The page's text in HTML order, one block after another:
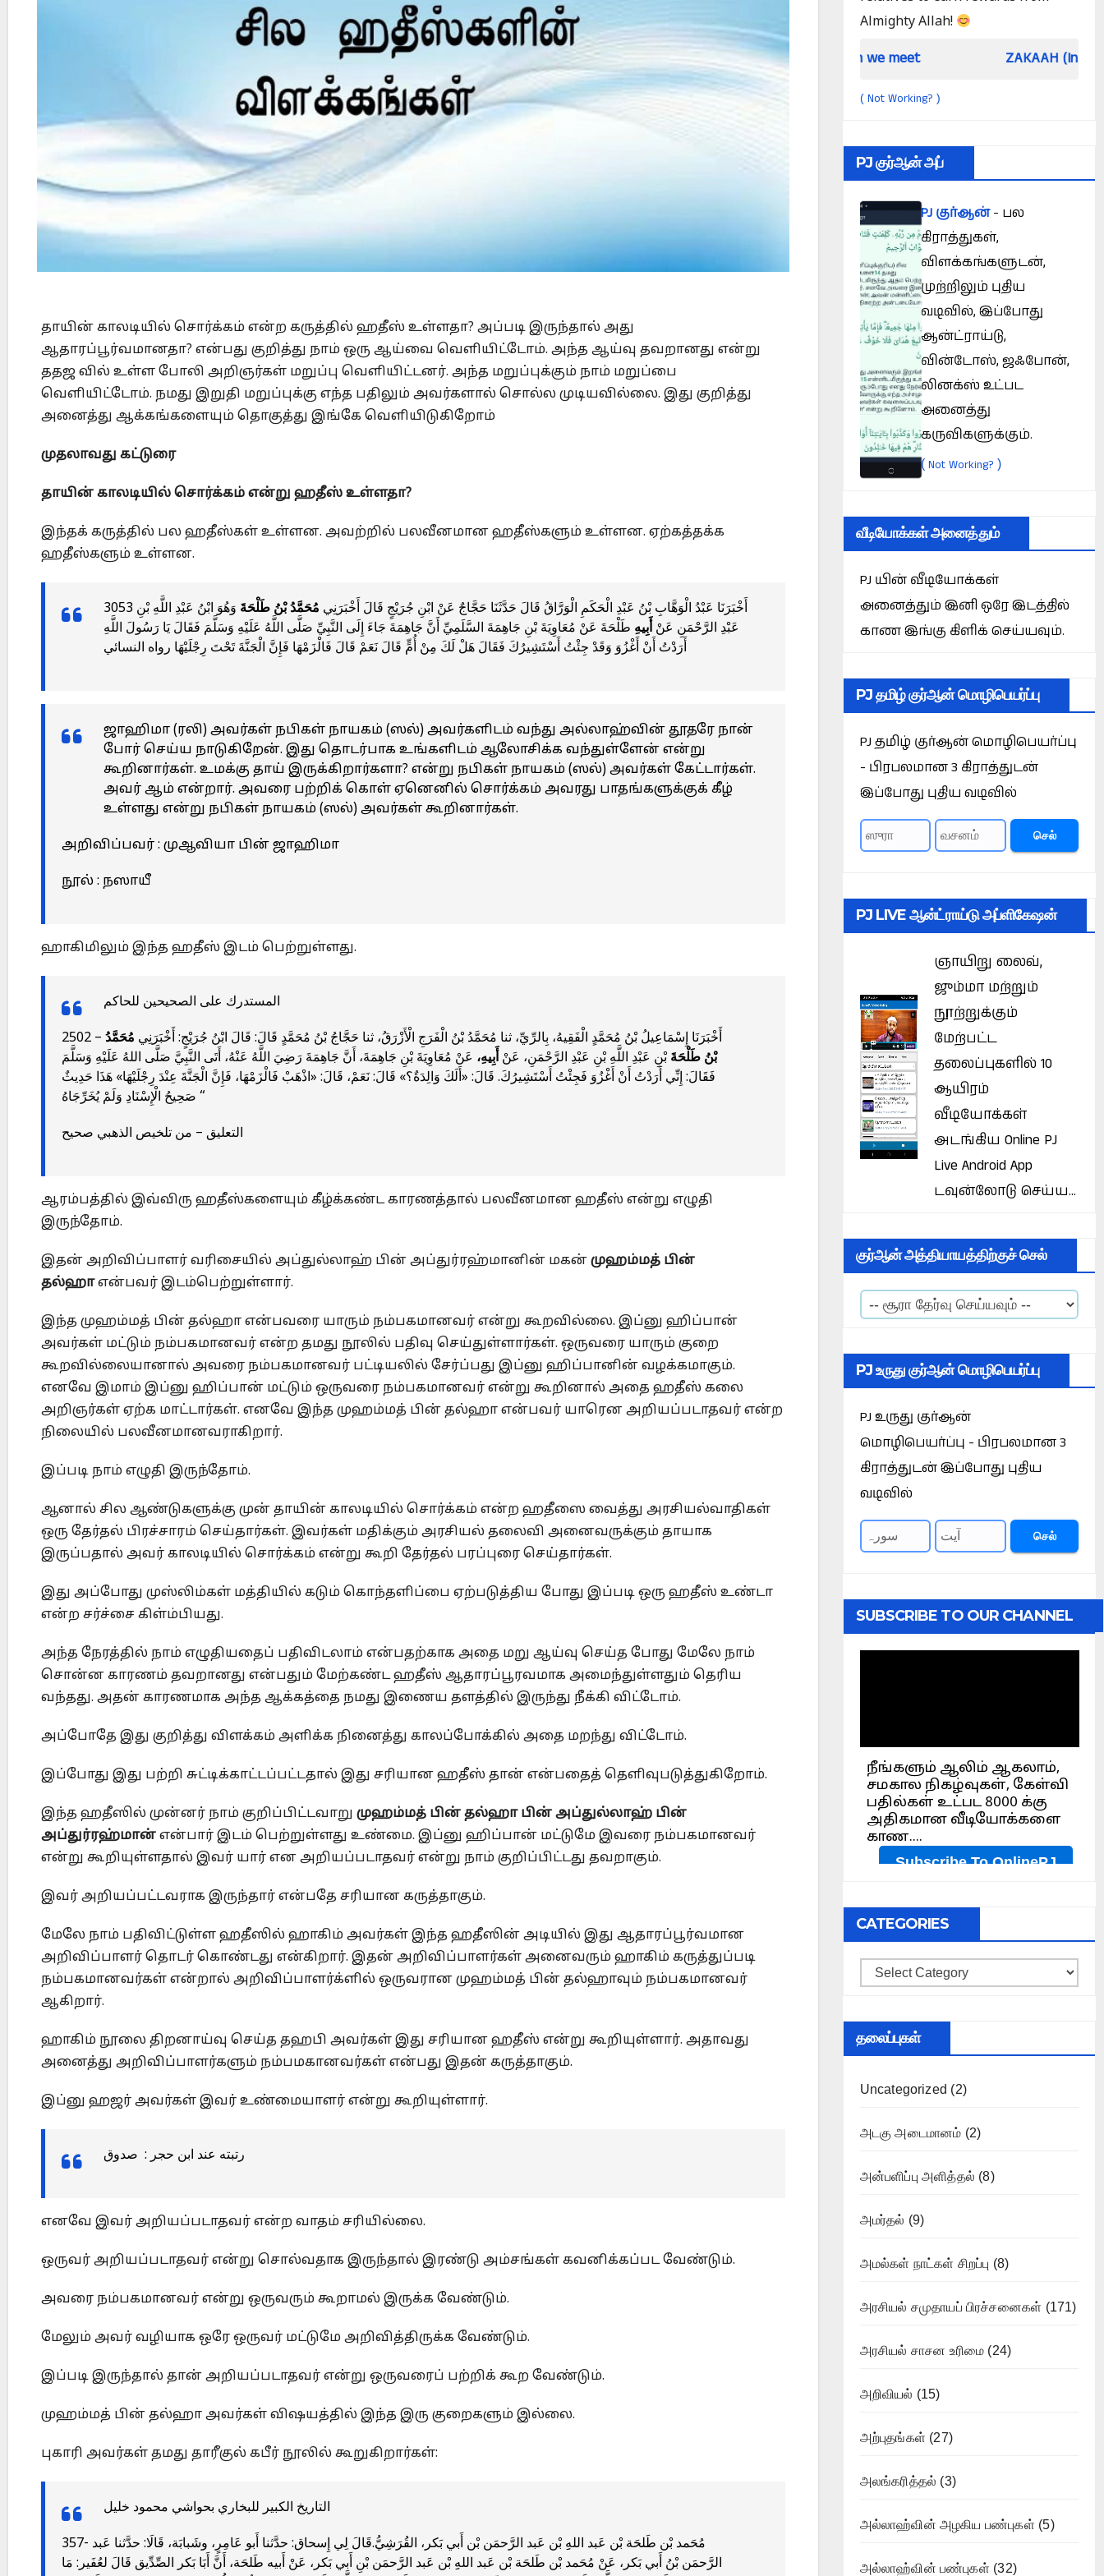
தாயின் காலடியில் சொர்க்கம் என்ற கருத்தில் ஹதீஸ் உள்ளதா? அப்படி இருந்தால் அது
ஆதாரப்பூர்வமானதா? என்பது குறித்து நாம் ஒரு ஆய்வை வெளியிட்டோம். அந்த ஆய்வு தவறானது என்று
ததஜ வில் உள்ள போலி அறிஞர்கள் மறுப்பு வெளியிட்டனர். அந்த மறுப்புக்கும் நாம் மறுப்பை
வெளியிட்டோம். நமது இறுதி மறுப்புக்கு எந்த பதிலும் அவர்களால் சொல்ல முடியவில்லை. இது குறித்து
அனைத்து ஆக்கங்களையும் தொகுத்து இங்கே வெளியிடுகிறோம்
முதலாவது கட்டுரை
தாயின் காலடியில் சொர்க்கம் என்று ஹதீஸ் உள்ளதா?
இந்தக் கருத்தில் பல ஹதீஸ்கள் உள்ளன. அவற்றில் பலவீனமான ஹதீஸ்களும் உள்ளன. ஏற்கத்தக்க
ஹதீஸ்களும் உள்ளன.
3053 أَخْبَرَنَا عَبْدُ الْوَهَّابِ بْنُ عَبْدِ الْحَكَمِ الْوَرَّاقُ قَالَ حَدَّثَنَا حَجَّاجٌ عَنْ ابْنِ جُرَيْجٍ قَالَ أَخْبَرَنِي مُحَمَّدُ بْنُ طَلْحَةَ وَهُوَ ابْنُ عَبْدِ اللَّهِ بْنِ
عَبْدِ الرَّحْمَنِ عَنْ أَبِيهِ طَلْحَةَ عَنْ مُعَاوِيَةَ بْنِ جَاهِمَةَ السَّلَمِيِّ أَنَّ جَاهِمَةَ جَاءَ إِلَى النَّبِيِّ صَلَّى اللَّهُ عَلَيْهِ وَسَلَّمَ فَقَالَ يَا رَسُولَ اللَّهِ
أَرَدْتُ أَنْ أَغْزُوَ وَقَدْ جِئْتُ أَسْتَشِيرُكَ فَقَالَ هَلْ لَكَ مِنْ أُمٍّ قَالَ نَعَمْ قَالَ فَالْزَمْهَا فَإِنَّ الْجَنَّةَ تَحْتَ رِجْلَيْهَا رواه النسائي
ஜாஹிமா (ரலி) அவர்கள் நபிகள் நாயகம் (ஸல்) அவர்களிடம் வந்து அல்லாஹ்வின் தூதரே நான்
போர் செய்ய நாடுகிறேன். இது தொடர்பாக உங்களிடம் ஆலோசிக்க வந்துள்ளேன் என்று
கூறினார்கள். உமக்கு தாய் இருக்கிறார்களா? என்று நபிகள் நாயகம் (ஸல்) அவர்கள் கேட்டார்கள்.
அவர் ஆம் என்றார். அவரை பற்றிக் கொள் ஏனெனில் சொர்க்கம் அவரது பாதங்களுக்குக் கீழ்
உள்ளது என்று நபிகள் நாயகம் (ஸல்) அவர்கள் கூறினார்கள்.
அறிவிப்பவர் : முஆவியா பின் ஜாஹிமா
நூல் : நஸாயீ
ஹாகிமிலும் இந்த ஹதீஸ் இடம் பெற்றுள்ளது.
المستدرك على الصحيحين للحاكم
2502 – أَخْبَرَنَا إِسْمَاعِيلُ بْنُ مُحَمَّدٍ الْفَقِيهُ، بِالرِّيِّ، ثنا مُحَمَّدُ بْنُ الْفَرَجِ الْأَزْرَقُ، ثنا حَجَّاجُ بْنُ مُحَمَّدٍ قَالَ: قَالَ ابْنُ جُرَيْجٍ: أَخْبَرَنِي مُحَمَّدُ
بْنُ طَلْحَةَ بْنِ عَبْدِ اللَّهِ بْنِ عَبْدِ الرَّحْمَنِ، عَنْ أَبِيهِ، عَنْ مُعَاوِيَةَ بْنِ جَاهِمَةَ، أَنَّ جَاهِمَةَ رَضِيَ اللَّهُ عَنْهُ، أَتَى النَّبِيَّ صَلَّى اللهُ عَلَيْهِ وَسَلَّمَ
فَقَالَ: إِنِّي أَرَدْتُ أَنْ أَغْزُوَ فَجِئْتُ أَسْتَشِيرُكَ. قَالَ: «أَلَكَ وَالِدَةٌ؟» قَالَ: نَعَمْ، قَالَ: «اذْهَبْ فَالْزَمْهَا، فَإِنَّ الْجَنَّةَ عِنْدَ رِجْلَيْهَا» هَذَا حَدِيثٌ
صَحِيحُ الْإِسْنَادِ وَلَمْ يُخَرِّجَاهُ “
التعليق – من تلخيص الذهبي صحيح
ஆரம்பத்தில் இவ்விரு ஹதீஸ்களையும் கீழ்க்கண்ட காரணத்தால் பலவீனமான ஹதீஸ் என்று எழுதி
இருந்தோம்.
இதன் அறிவிப்பாளர் வரிசையில் அப்துல்லாஹ் பின் அப்துர்ரஹ்மானின் மகன் முஹம்மத் பின்
தல்ஹாஎன்பவர் இடம்பெற்றுள்ளார்.
இந்த முஹம்மத் பின் தல்ஹா என்பவரை யாரும் நம்பகமானவர் என்று கூறவில்லை. இப்னு ஹிப்பான்
அவர்கள் மட்டும் நம்பகமானவர் என்ற தமது நூலில் பதிவு செய்துள்ளார்கள். ஒருவரை யாரும் குறை
கூறவில்லையானால் அவரை நம்பகமானவர் பட்டியலில் சேர்ப்பது இப்னு ஹிப்பானின் வழக்கமாகும்.
எனவே இமாம் இப்னு ஹிப்பான் மட்டும் ஒருவரை நம்பகமானவர் என்று கூறினால் அதை ஹதீஸ் கலை
அறிஞர்கள் ஏற்க மாட்டார்கள். எனவே இந்த முஹம்மத் பின் தல்ஹா என்பவர் யாரென அறியப்படாதவர் என்ற
நிலையில் பலவீனமானவராகிறார்.
இப்படி நாம் எழுதி இருந்தோம்.
ஆனால் சில ஆண்டுகளுக்கு முன் தாயின் காலடியில் சொர்க்கம் என்ற ஹதீஸை வைத்து அரசியல்வாதிகள்
ஒரு தேர்தல் பிரச்சாரம் செய்தார்கள். இவர்கள் மதிக்கும் அரசியல் தலைவி அனைவருக்கும் தாயாக
இருப்பதால் அவர் காலடியில் சொர்க்கம் என்று கூறி தேர்தல் பரப்புரை செய்தார்கள்.
இது அப்போது முஸ்லிம்கள் மத்தியில் கடும் கொந்தளிப்பை ஏற்படுத்திய போது இப்படி ஒரு ஹதீஸ் உண்டா
என்ற சர்ச்சை கிள்ம்பியது.
அந்த நேரத்தில் நாம் எழுதியதைப் பதிவிடலாம் என்பதற்காக அதை மறு ஆய்வு செய்த போது மேலே நாம்
சொன்ன காரணம் தவறானது என்பதும் மேற்கண்ட ஹதீஸ் ஆதாரப்பூரவமாக அமைந்துள்ளதும் தெரிய
வந்தது. அதன் காரணமாக அந்த ஆக்கத்தை நமது இணைய தளத்தில் இருந்து நீக்கி விட்டோம்.
அப்போதே இது குறித்து விளக்கம் அளிக்க நினைத்து காலப்போக்கில் அதை மறந்து விட்டோம்.
இப்போது இது பற்றி சுட்டிக்காட்டப்பட்டதால் இது சரியான ஹதீஸ் தான் என்பதைத் தெளிவுபடுத்துகிறோம்.
இந்த ஹதீஸில் முன்னர் நாம் குறிப்பிட்டவாறு முஹம்மத் பின் தல்ஹா பின் அப்துல்லாஹ் பின்
அப்துர்ரஹ்மான் என்பார் இடம் பெற்றுள்ளது உண்மை. இப்னு ஹிப்பான் மட்டுமே இவரை நம்பகமானவர்
என்று கூறியுள்ளதால் இவர் யார் என அறியப்படாதவர் என்று நாம் குறிப்பிட்டது தவறாகும்.
இவர் அறியப்பட்டவராக இருந்தார் என்பதே சரியான கருத்தாகும்.
மேலே நாம் பதிவிட்டுள்ள ஹதீஸில் ஹாகிம் அவர்கள் இந்த ஹதீஸின் அடியில் இது ஆதாரப்பூர்வமான
அறிவிப்பாளர் தொடர் கொண்டது என்கிறார். இதன் அறிவிப்பாளர்கள் அனைவரும் ஹாகிம் கருத்துப்படி
நம்பகமானவர்கள் என்றால் அறிவிப்பாளர்க்ளில் ஒருவரான முஹம்மத் பின் தல்ஹாவும் நம்பகமானவர்
ஆகிறார்.
ஹாகிம் நூலை திறனாய்வு செய்த தஹபி அவர்கள் இது சரியான ஹதீஸ் என்று கூறியுள்ளார். அதாவது
அனைத்து அறிவிப்பாளர்களும் நம்பமகானவர்கள் என்பது இதன் கருத்தாகும்.
இப்னு ஹஜர் அவர்கள் இவர் உண்மையாளர் என்று கூறியுள்ளார்.
رتبته عند ابن حجر : صدوق
எனவே இவர் அறியப்படாதவர் என்ற வாதம் சரியில்லை.
ஒருவர் அறியப்படாதவர் என்று சொல்வதாக இருந்தால் இரண்டு அம்சங்கள் கவனிக்கப்பட வேண்டும்.
அவரை நம்பகமானவர் என்று ஒருவரும் கூறாமல் இருக்க வேண்டும்.
மேலும் அவர் வழியாக ஒரே ஒருவர் மட்டுமே அறிவித்திருக்க வேண்டும்.
இப்படி இருந்தால் தான் அறியப்படாதவர் என்று ஒருவரைப் பற்றிக் கூற வேண்டும்.
முஹம்மத் பின் தல்ஹா அவர்கள் விஷயத்தில் இந்த இரு குறைகளும் இல்லை.
புகாரி அவர்கள் தமது தாரீகுல் கபீர் நூலில் கூறுகிறார்கள்:
التاريخ الكبير للبخاري بحواشي محمود خليل
357- مُحَمد بْن طَلحَة بْن عَبد اللهِِ بْن عَبد الرَّحمَن بْن أَبي بَكر، القُرَشِيُّ.قَالَ لِي إِسحاق: حدَّثنا أَبو عَامِرٍ، وشَبابَة، قَالَا: حدَّثنا عَبد
الرَّحمَن بْنُ أَبي بَكر، عَنْ مُحَمد بْن طَلحَة بْن عَبد اللهِِ بْن عَبد الرَّحمَن بْنِ أَبي بَكر، عَنْ أَبيه طَلحَة، أَنَّ أَبَا بَكر الصِّدِّيق قَالَ لعُفَير: مَا
Almighty Allah!
Is Prophet Muhammad superior to Jesus? When we meet ZAKAAH (In the light of
( Not Working? )
PJ குர்ஆன் அப்
PJ குர்ஆன்- பல
கிராத்துகள்,
விளக்கங்களுடன்,
முற்றிலும் புதிய
வடிவில், இப்போது
ஆன்ட்ராய்டு,
வின்டோஸ், ஜஃபோன்,
லினக்ஸ் உட்பட
அனைத்து
கருவிகளுக்கும்.
(Not Working? )
வீடியோக்கள் அனைத்தும்
PJ யின் வீடியோக்கள்
அனைத்தும் இனி ஒரே இடத்தில்
காண இங்கு கிளிக் செய்யவும்.
PJ தமிழ் குர்ஆன் மொழிபெயர்ப்பு
PJ தமிழ் குர்ஆன் மொழிபெயர்ப்பு
- பிரபலமான 3 கிராத்துடன்
இப்போது புதிய வடிவில்
செல்
PJ LIVE ஆன்ட்ராய்டு அப்ளிகேஷன்
ஞாயிறு லைவ்,
ஜும்மா மற்றும்
நூற்றுக்கும்
மேற்பட்ட
தலைப்புகளில் 10
ஆயிரம்
வீடியோக்கள்
அடங்கிய Online PJ
Live Android App
டவுன்லோடு செய்ய...
குர்ஆன் அத்தியாயத்திற்குச் செல்
PJ உருது குர்ஆன் மொழிபெயர்ப்பு
PJ உருது குர்ஆன்
மொழிபெயர்ப்பு - பிரபலமான 3
கிராத்துடன் இப்போது புதிய
வடிவில்
செல்
SUBSCRIBE TO OUR CHANNEL
CATEGORIES
Categories
தலைப்புகள்
Uncategorized (2)
அடகு அடைமானம் (2)
அன்பளிப்பு அளித்தல் (8)
அமர்தல் (9)
அமல்கள் நாட்கள் சிறப்பு (8)
அரசியல் சமுதாயப் பிரச்சனைகள் (171)
அரசியல் சாசன உரிமை (24)
அறிவியல் (15)
அற்புதங்கள் (27)
அலங்கரித்தல் (3)
அல்லாஹ்வின் அழகிய பண்புகள் (5)
அல்லாஹ்வின் பண்புகள் (32)